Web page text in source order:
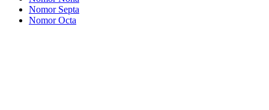
Nomor Septa
Nomor Octa